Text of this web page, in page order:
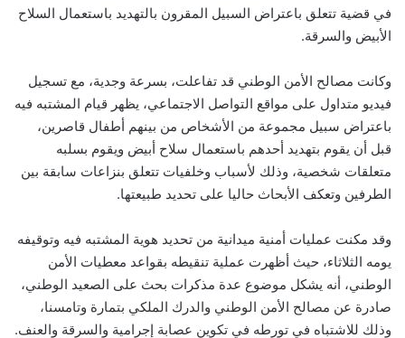
في قضية تتعلق باعتراض السبيل المقرون بالتهديد باستعمال السلاح
الأبيض والسرقة.
وكانت مصالح الأمن الوطني قد تفاعلت، بسرعة وجدية، مع تسجيل
فيديو متداول على مواقع التواصل الاجتماعي، يظهر قيام المشتبه فيه
باعتراض سبيل مجموعة من الأشخاص من بينهم أطفال قاصرين،
قبل أن يقوم بتهديد أحدهم باستعمال سلاح أبيض ويقوم بسلبه
متعلقات شخصية، وذلك لأسباب وخلفيات تتعلق بنزاعات سابقة بين
الطرفين وتعكف الأبحاث حاليا على تحديد طبيعتها.
وقد مكنت عمليات أمنية ميدانية من تحديد هوية المشتبه فيه وتوقيفه
يومه الثلاثاء، حيث أظهرت عملية تنقيطه بقواعد معطيات الأمن
الوطني، أنه يشكل موضوع عدة مذكرات بحث على الصعيد الوطني،
صادرة عن مصالح الأمن الوطني والدرك الملكي بتمارة وتامسنا،
وذلك للاشتباه في تورطه في تكوين عصابة إجرامية والسرقة والعنف.